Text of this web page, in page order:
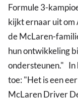
Formule 3-
kijkt ernaar uit om
de McLaren-
hun ontwikkeling
ondersteunen." In
toe: "Het is een
McLaren Driver